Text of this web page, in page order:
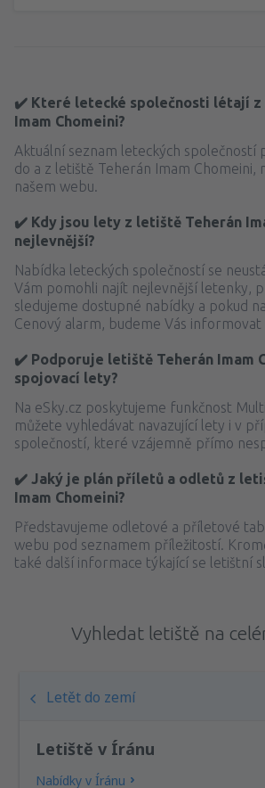
✔️ Které letecké společnosti létají z
Imam Chomeini?
Aktuální seznam leteckých společností
do a z letiště Teherán Imam Chomeini,
našem webu.
✔️ Kdy jsou lety z letiště Teherán
nejlevnější?
Nabídka leteckých společností se
Vám pomohli najít nejlevnější letenky,
sledujeme dostupné nabídky a pokud
Cenový alarm, budeme Vás informovat
✔️ Podporuje letiště Teherán Imam
spojovací lety?
Na eSky.cz poskytujeme funkčnost
můžete vyhledávat navazující lety i v
společností, které vzájemně přímo
✔️ Jaký je plán příletů a odletů z
Imam Chomeini?
Představujeme odletové a příletové
webu pod seznamem příležitostí.
také další informace týkající se letištní
Vyhledat letiště na
Letět do zemí
Letiště v Íránu
Nabídky v Íránu